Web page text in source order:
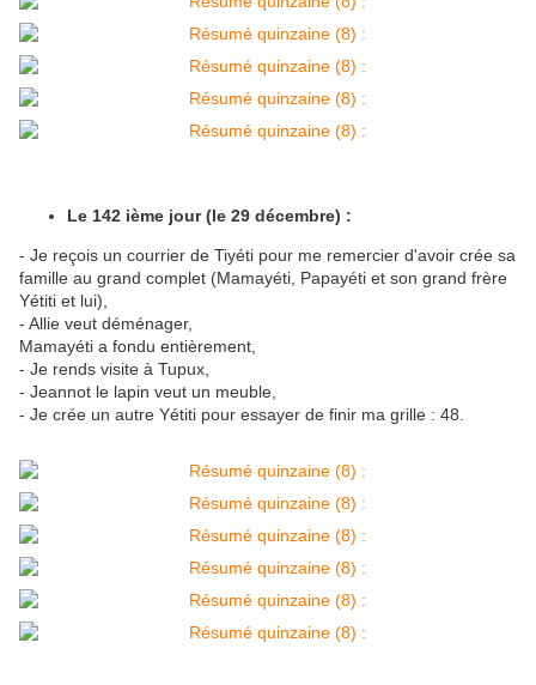
Le 142 ième jour (le 29 décembre) :
- Je reçois un courrier de Tiyéti pour me remercier d'avoir crée sa
famille au grand complet (Mamayéti, Papayéti et son grand frère
Yétiti et lui),
- Allie veut déménager,
Mamayéti a fondu entièrement,
- Je rends visite à Tupux,
- Jeannot le lapin veut un meuble,
- Je crée un autre Yétiti pour essayer de finir ma grille : 48.